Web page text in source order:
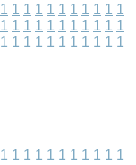
1 1 1 1 1 1 1 1 1 1 1
1 1 1 1 1 1 1 1 1 1 1
1 1 1 1 1 1 1 1 1 1 1
1 1 1 1 1 1 1 1 1 1 1